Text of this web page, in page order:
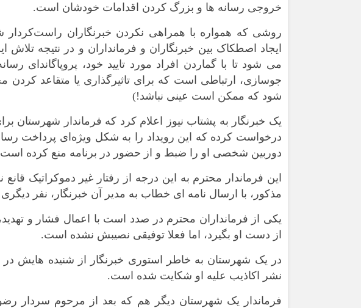
خروجی رسانه ها و بزرگ کردن اقدامات خودشان است.
روشی که همواره با همراهی نکردن خبرنگاران
ایجاد اصطکاک بین خبرنگاران و فرمانداران و در نتیجه تلاش
می شود تا با گماردن افراد مورد تایید خود، پروپاگاندای
جوسازی، ارتباطی است که برای تاثیرگذاری یا متقاعد کردن
شود که ممکن است عینی نباشد!)
یک خبرنگار به پشتاب نیوز اعلام کرد که فرماندار شهرستان
درخواست کرده که این رویداد را به شکل ویژه‌ای پرداخت
دوربین شخصی او را ضبط و از حضور در برنامه منع کرده
این فرماندار محترم به این درجه از رفتار غیر دموکراتیک
مذکور، با ارسال نامه ای خطاب به مدیر آن خبرنگار، نفر
یکی از فرمانداران محترم در صدد است با اعمال فشار و
از دست او بگیرد، اما فعلا توفیقی نصیبش نشده است.
در یک شهرستان به خاطر استوری خبرنگار از شنیده هایش
نشر اکاذیب علیه او شکایت شده است.
فرماندار یک شهرستان دیگر هم که بعد از مرحوم سردار